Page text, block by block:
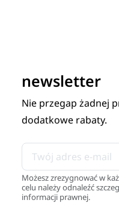
newsletter
Nie przegap żadnej
dodatkowe rabaty.
Możesz zrezygnować w
celu należy odnaleźć
informacji prawnej.